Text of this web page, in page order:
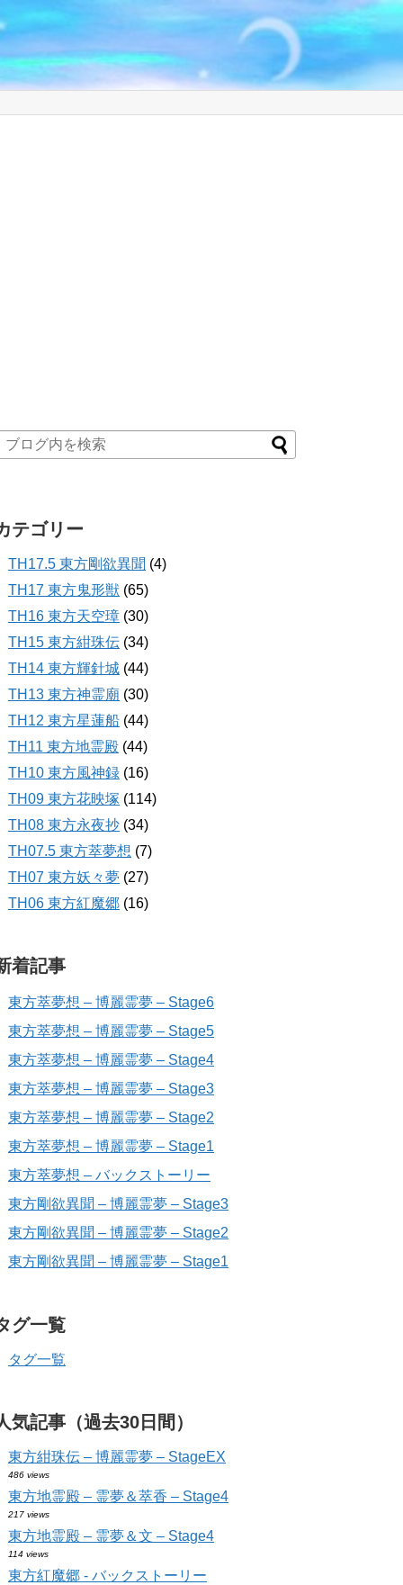
テゴリー
TH17.5 東方剛欲異聞 (4)
TH17 東方鬼形獣 (65)
TH16 東方天空璋 (30)
TH15 東方紺珠伝 (34)
TH14 東方輝針城 (44)
TH13 東方神霊廟 (30)
TH12 東方星蓮船 (44)
TH11 東方地霊殿 (44)
TH10 東方風神録 (16)
TH09 東方花映塚 (114)
TH08 東方永夜抄 (34)
TH07.5 東方萃夢想 (7)
TH07 東方妖々夢 (27)
TH06 東方紅魔郷 (16)
着記事
東方萃夢想 – 博麗霊夢 – Stage6
東方萃夢想 – 博麗霊夢 – Stage5
東方萃夢想 – 博麗霊夢 – Stage4
東方萃夢想 – 博麗霊夢 – Stage3
東方萃夢想 – 博麗霊夢 – Stage2
東方萃夢想 – 博麗霊夢 – Stage1
東方萃夢想 – バックストーリー
東方剛欲異聞 – 博麗霊夢 – Stage3
東方剛欲異聞 – 博麗霊夢 – Stage2
東方剛欲異聞 – 博麗霊夢 – Stage1
グ一覧
タグ一覧
気記事（過去30日間）
東方紺珠伝 – 博麗霊夢 – StageEX
486 views
東方地霊殿 – 霊夢＆萃香 – Stage4
217 views
東方地霊殿 – 霊夢＆文 – Stage4
114 views
東方紅魔郷 - バックストーリー